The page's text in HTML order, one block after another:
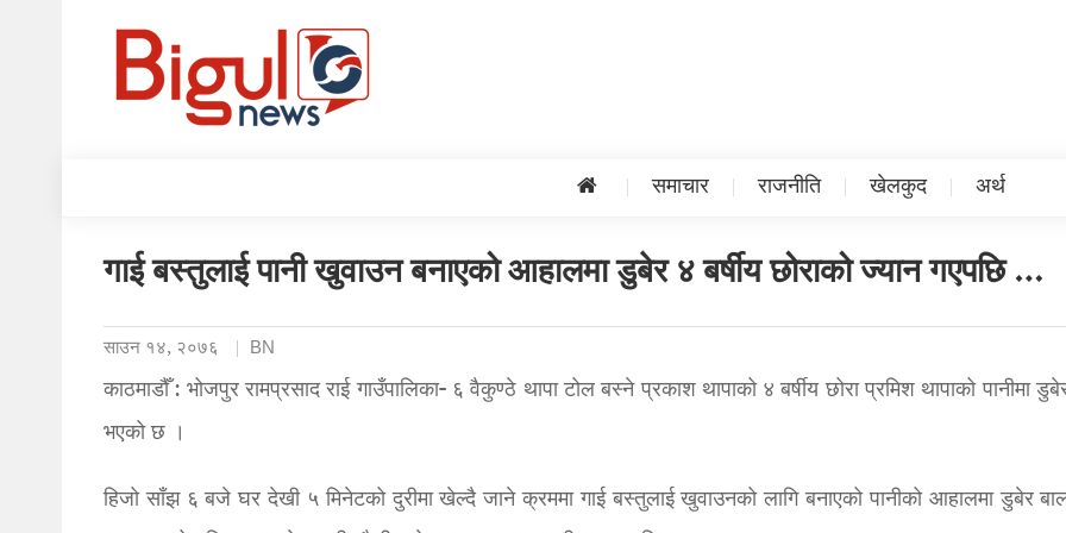
समाचार राजनीति खेलकुद अर्थ
गाई बस्तुलाई पानी खुवाउन बनाएको आहालमा डुबेर ४ बर्षीय छोराको ज्यान गएपछि …
साउन १४, २०७६ BN
काठमाडौँ : भोजपुर रामप्रसाद राई गाउँपालिका- ६ वैकुण्ठे थापा टोल बस्ने प्रकाश थापाको ४ बर्षीय छोरा प्रमिश थापाको पानीमा
भएको छ ।
हिजो साँझ ६ बजे घर देखी ५ मिनेटको दुरीमा खेल्दै जाने क्रममा गाई बस्तुलाई खुवाउनको लागि बनाएको पानीको आहालमा डुबेर